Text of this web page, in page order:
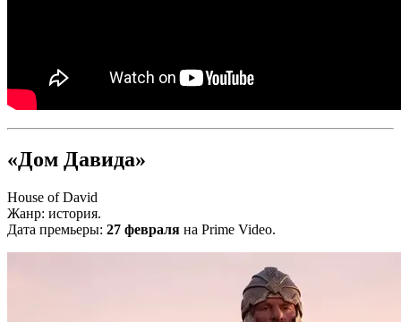
«Дом Давида»
House of David
Жанр: история.
Дата премьеры: 27 февраля на Prime Video.